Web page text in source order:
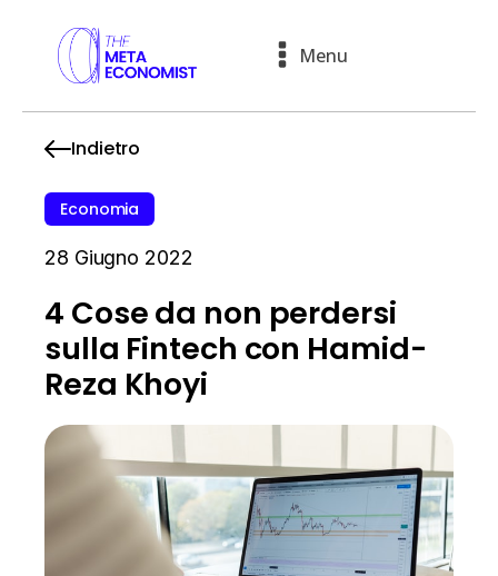
Menu
Indietro
Economia
28 Giugno 2022
4 Cose da non perdersi
sulla Fintech con Hamid-
Reza Khoyi